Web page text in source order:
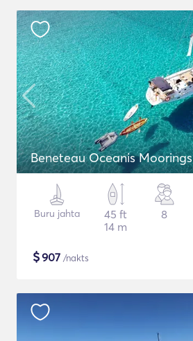
Beneteau Oceanis Moorings
Buru jahta
45 ft
14 m
8
$907 /nakts